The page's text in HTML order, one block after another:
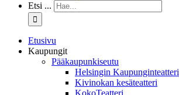
Etsi ...
Etusivu
Kaupungit
Pääkaupunkiseutu
Helsingin Kaupunginteatteri
Kivinokan kesäteatteri
KokoTeatteri